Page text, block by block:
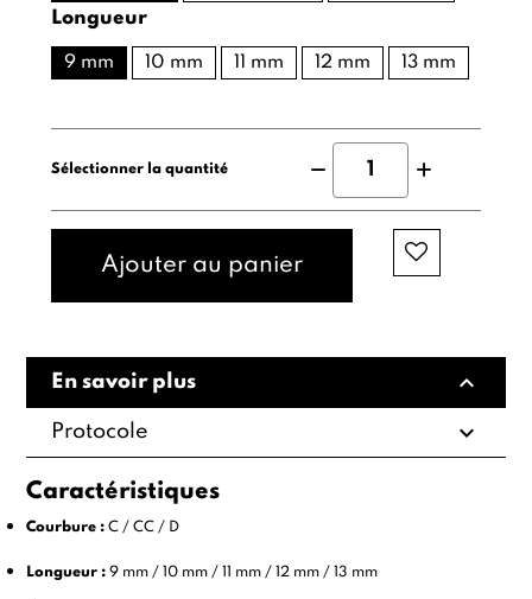
Longueur
9 mm 10 mm 11 mm 12 mm 13 mm
Sélectionner la quantité
Ajouter au panier
En savoir plus expand_less
Protocole expand_more
Caractéristiques
Courbure : C / CC / D
Longueur : 9 mm / 10 mm / 11 mm / 12 mm / 13 mm